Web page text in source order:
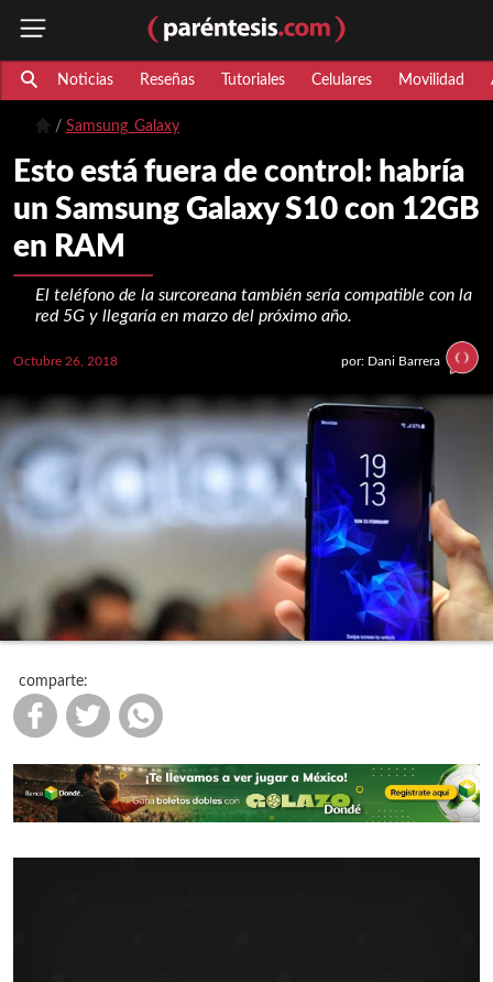
Noticias Reseñas Tutoriales Celulares Movilidad
Samsung_Galaxy
Esto está fuera de control: habría
un Samsung Galaxy S10 con 12GB
en RAM
El teléfono de la surcoreana también sería compatible con la
red 5G y llegaría en marzo del próximo año.
Octubre 26, 2018 por: Dani Barrera
comparte: